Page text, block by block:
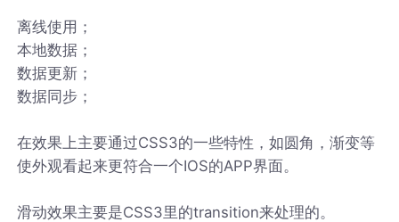
离线使用；
本地数据；
数据更新；
数据同步；
在效果上主要通过CSS3的一些特性，如圆角，渐变等
使外观看起来更符合一个IOS的APP界面。
滑动效果主要是CSS3里的transition来处理的。